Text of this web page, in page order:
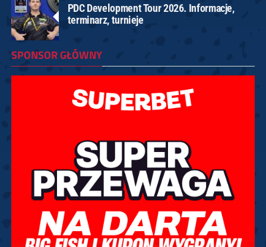
PDC Development Tour 2026. Informacje,
terminarz, turnieje
SPONSOR GŁÓWNY